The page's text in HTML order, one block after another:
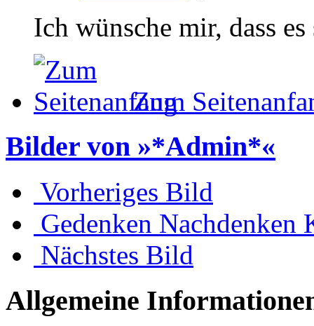
Ich wünsche mir, dass
Zum
Bilder von »*Admin*«
Vorheriges Bild
Gedenken Nachdenken
Nächstes Bild
Allgemeine